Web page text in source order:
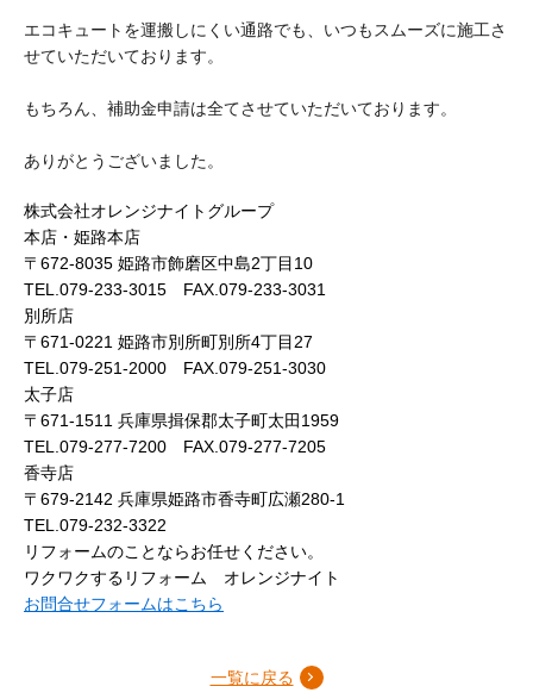
エコキュートを運搬しにくい通路でも、いつもスムーズに施工さ
せていただいております。
もちろん、補助金申請は全てさせていただいております。
ありがとうございました。
株式会社オレンジナイトグループ
本店・姫路本店
〒672-8035 姫路市飾磨区中島2丁目10
TEL.079-233-3015 FAX.079-233-3031
別所店
〒671-0221 姫路市別所町別所4丁目27
TEL.079-251-2000 FAX.079-251-3030
太子店
〒671-1511 兵庫県揖保郡太子町太田1959
TEL.079-277-7200 FAX.079-277-7205
香寺店
〒679-2142 兵庫県姫路市香寺町広瀬280-1
TEL.079-232-3322
リフォームのことならお任せください。
ワクワクするリフォーム オレンジナイト
お問合せフォームはこちら
一覧に戻る